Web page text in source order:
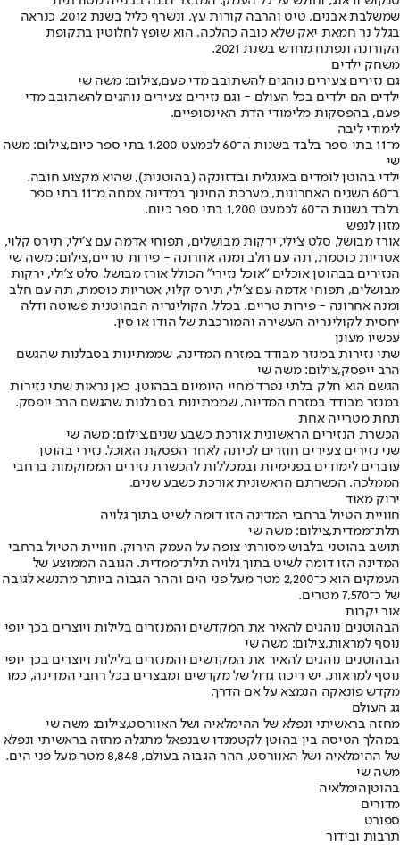
שמשלבת אבנים, טיט והרבה קורות עץ, ונשרף כליל בשנת 2012, כנראה
בגלל נר חמאת יאק שלא כובה כהלכה. הוא שופץ לחלוטין בתקופת
הקורונה ונפתח מחדש בשנת 2021.
משחק ילדים
גם נזירים צעירים נוהגים להשתובב מדי פעם,צילום: משה שי
ילדים הם ילדים בכל העולם - וגם נזירים צעירים נוהגים להשתובב מדי
פעם, בהפסקות מלימודי הדת האינסופיים.
לימודי ליבה
מ־11 בתי ספר בלבד בשנות ה־60 לכמעט 1,200 בתי ספר כיום,צילום: משה
שי
ילדי בהוטן לומדים באנגלית ובדזונקה (בהוטנית), שהיא מקצוע חובה.
ב־60 השנים האחרונות, מערכת החינוך במדינה צמחה מ־11 בתי ספר
בלבד בשנות ה־60 לכמעט 1,200 בתי ספר כיום.
מזון לנפש
אורז מבושל, סלט צ'ילי, ירקות מבושלים, תפוחי אדמה עם צ׳ילי, תירס קלוי,
אטריות כוסמת, תה עם חלב ומנה אחרונה - פירות טריים,צילום: משה שי
הנזירים בבהוטן אוכלים ״אוכל נזירי" הכולל אורז מבושל, סלט צ'ילי, ירקות
מבושלים, תפוחי אדמה עם צ׳ילי, תירס קלוי, אטריות כוסמת, תה עם חלב
ומנה אחרונה - פירות טריים. בכלל, הקולינריה הבהוטנית פשוטה ודלה
יחסית לקולינריה העשירה והמורכבת של הודו או סין.
עכשיו מעונן
שתי נזירות במנזר מבודד במזרח המדינה, שממתינות בסבלנות שהגשם
הרב ייפסק,צילום: משה שי
הגשם הוא חלק בלתי נפרד מחיי היומיום בבהוטן. כאן נראות שתי נזירות
במנזר מבודד במזרח המדינה, שממתינות בסבלנות שהגשם הרב ייפסק.
תחת מטרייה אחת
הכשרת הנזירים הראשונית אורכת כשבע שנים,צילום: משה שי
שני נזירים צעירים חוזרים לכיתה לאחר הפסקת האוכל. נזירי בהוטן
עוברים לימודים בפנימיות ובמכללות להכשרת נזירים הממוקמות ברחבי
הממלכה. הכשרתם הראשונית אורכת כשבע שנים.
ירוק מאוד
חוויית הטיול ברחבי המדינה הזו דומה לשיט בתוך גלויה
תלת־ממדית,צילום: משה שי
תושב בהוטני בלבוש מסורתי צופה על העמק הירוק. חוויית הטיול ברחבי
המדינה הזו דומה לשיט בתוך גלויה תלת־ממדית. הגובה הממוצע של
העמקים הוא כ־2,200 מטר מעל פני הים וההר הגבוה ביותר מתנשא לגובה
של כ־7,570 מטרים.
אור יקרות
הבהוטנים נוהגים להאיר את המקדשים והמנזרים בלילות ויוצרים בכך יופי
נוסף למראות,צילום: משה שי
הבהוטנים נוהגים להאיר את המקדשים והמנזרים בלילות ויוצרים בכך יופי
נוסף למראות. יש ריכוז גדול של מקדשים ומבצרים בכל רחבי המדינה, כמו
מקדש פונאקה הנמצא על אם הדרך.
גג העולם
מחזה בראשיתי ונפלא של ההימלאיה ושל האוורסט,צילום: משה שי
במהלך הטיסה בין בהוטן לקטמנדו שבנפאל מתגלה מחזה בראשיתי ונפלא
של ההימלאיה ושל האוורסט, ההר הגבוה בעולם, 8,848 מטר מעל פני הים.
משה שי
בהוטןהימלאיה
מדורים
ספורט
תרבות ובידור